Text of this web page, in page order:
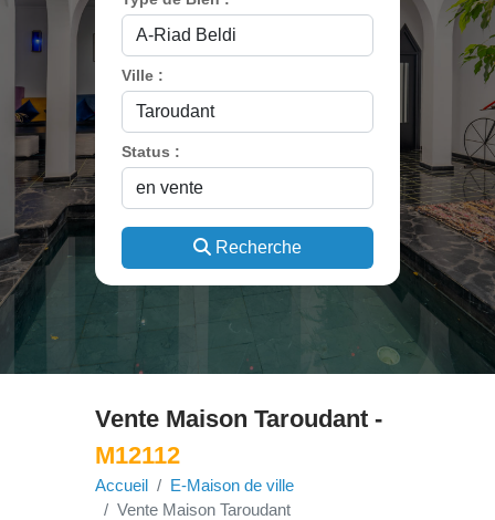
Ville :
Status :
Recherche
Vente Maison Taroudant -
M12112
Accueil
E-Maison de ville
Vente Maison Taroudant